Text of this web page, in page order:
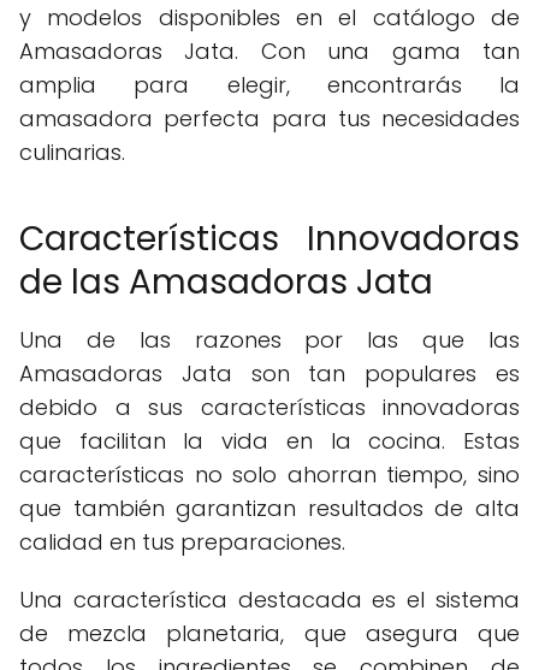
y modelos disponibles en el catálogo de
Amasadoras Jata. Con una gama tan
amplia para elegir, encontrarás la
amasadora perfecta para tus necesidades
culinarias.
Características Innovadoras
de las Amasadoras Jata
Una de las razones por las que las
Amasadoras Jata son tan populares es
debido a sus características innovadoras
que facilitan la vida en la cocina. Estas
características no solo ahorran tiempo, sino
que también garantizan resultados de alta
calidad en tus preparaciones.
Una característica destacada es el sistema
de mezcla planetaria, que asegura que